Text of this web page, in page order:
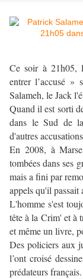
Ce soir à 21h05,
entrer l’accusé
Salameh, le Jack
Quand il est sorti
dans le Sud de
d'autres
En 2008, à
tombées dans ses
mais a fini par
appels qu'il passait
L'homme s'est
tête à la Crim' et à
et même un livre,
Des policiers aux
l’ont croisé
prédateurs français.